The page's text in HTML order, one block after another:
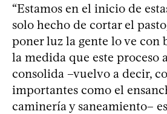
“Estamos en el inicio de
solo hecho de cortar el
poner luz la gente lo ve con
la medida que este proceso
consolida –vuelvo a decir,
importantes como el
caminería y saneamiento–